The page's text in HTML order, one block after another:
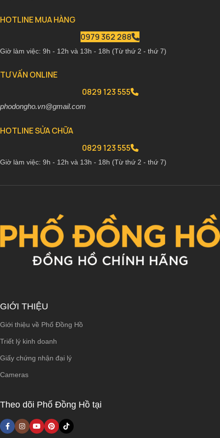
HOTLINE MUA HÀNG
0979 362 288
Giờ làm việc: 9h - 12h và 13h - 18h (Từ thứ 2 - thứ 7)
TƯ VẤN ONLINE
0829 123 555
phodongho.vn@gmail.com
HOTLINE SỬA CHỮA
0829 123 555
Giờ làm việc: 9h - 12h và 13h - 18h (Từ thứ 2 - thứ 7)
GIỚI THIỆU
Giới thiệu về Phố Đồng Hồ
Triết lý kinh doanh
Giấy chứng nhận đại lý
Cameras
Theo dõi Phố Đồng Hồ tại